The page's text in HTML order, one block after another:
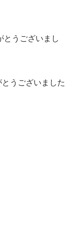
とうございまし
うございました